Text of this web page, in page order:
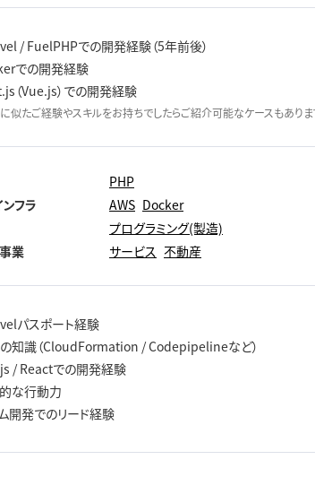
/ FuelPHPでの開発経験（5年前後）
での開発経験
（Vue.js）での開発経験
似たご経験やスキルをお持ちでしたらご紹介可能なケースもありま
PHP
ンフラ
AWS Docker
プログラミング(製造)
業
サービス 不動産
パスポート経験
の知識（CloudFormation / Codepipelineなど）
/ Reactでの開発経験
な行動力
開発でのリード経験